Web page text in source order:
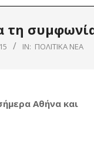
τη
IN: ΠΟΛΙΤΙΚΆ ΝΈΑ
Αθήνα και